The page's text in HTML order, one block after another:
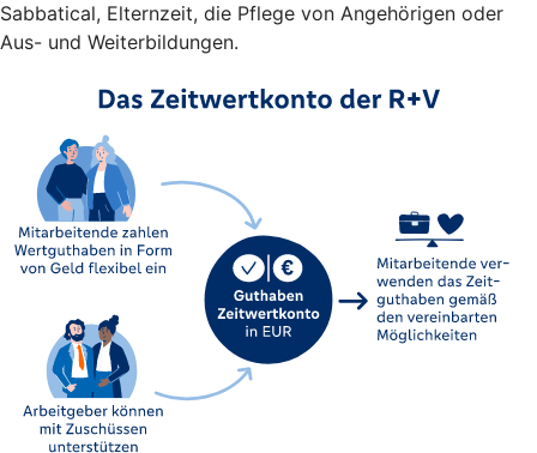
Sabbatical, Elternzeit, die Pflege von Angehörigen oder
Aus- und Weiterbildungen.